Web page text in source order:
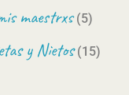
maestrxs(5)
y Nietos(15)